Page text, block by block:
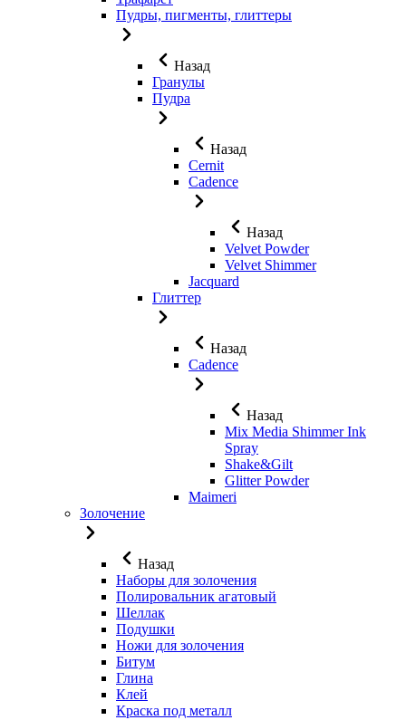
Пудры, пигменты, глиттеры
Назад
Гранулы
Пудра
Назад
Cernit
Cadence
Назад
Velvet Powder
Velvet Shimmer
Jaсquard
Глиттер
Назад
Cadence
Назад
Mix Media Shimmer Ink
Spray
Shake&Gilt
Glitter Powder
Maimeri
Золочение
Назад
Наборы для золочения
Полировальник агатовый
Шеллак
Подушки
Ножи для золочения
Битум
Глина
Клей
Краска под металл